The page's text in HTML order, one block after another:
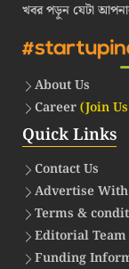
খবর পড়ুন যেটা
About Us
Career(Join
Quick Links
Contact Us
Advertise With
Terms &
Editorial
Funding